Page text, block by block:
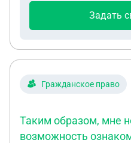
Задать
Гражданское право
Таким образом, мне
возможность